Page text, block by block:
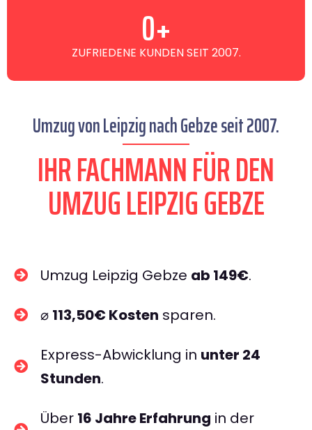
ZUFRIEDENE KUNDEN SEIT 2007.
0+
Umzug von Leipzig nach Gebze seit 2007.
IHR FACHMANN FÜR DEN
UMZUG LEIPZIG GEBZE
Umzug Leipzig Gebze ab 149€.
⌀ 113,50€ Kosten sparen.
Express-Abwicklung in unter 24
Stunden.
Über 16 Jahre Erfahrung in der